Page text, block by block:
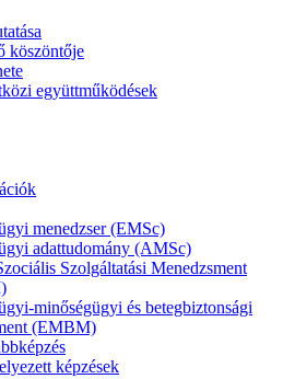
köszöntője
együttműködések
menedzser (EMSc)
adattudomány (AMSc)
Szolgáltatási Menedzsment
minőségügyi és betegbiztonsági
(EMBM)
képzések